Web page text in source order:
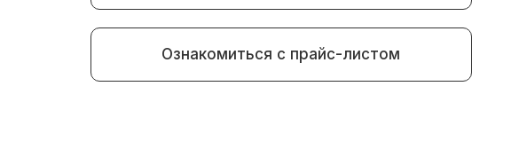
Ознакомиться с прайс-листом